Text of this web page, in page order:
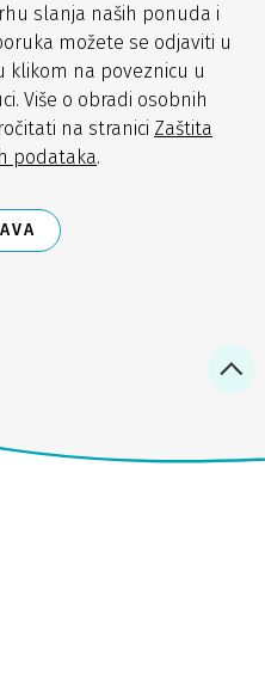
slanja naših ponuda i
možete se odjaviti u
klikom na poveznicu u
Više o obradi osobnih
na stranici Zaštita
podataka.